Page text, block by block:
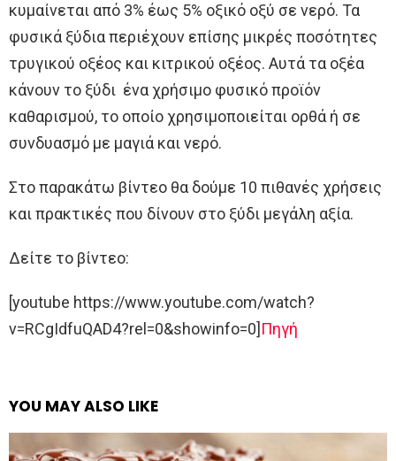
κυμαίνεται από 3% έως 5% οξικό οξύ σε νερό. Τα
φυσικά ξύδια περιέχουν επίσης μικρές ποσότητες
τρυγικού οξέος και κιτρικού οξέος. Αυτά τα οξέα
κάνουν το ξύδι ένα χρήσιμο φυσικό προϊόν
καθαρισμού, το οποίο χρησιμοποιείται ορθά ή σε
συνδυασμό με μαγιά και νερό.
Στο παρακάτω βίντεο θα δούμε 10 πιθανές χρήσεις
και πρακτικές που δίνουν στο ξύδι μεγάλη αξία.
Δείτε το βίντεο:
[youtube https://www.youtube.com/watch?
v=RCgIdfuQAD4?rel=0&showinfo=0] Πηγή
YOU MAY ALSO LIKE